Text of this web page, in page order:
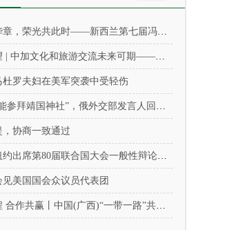
荣光共此时——新西兰第七届冯蕴珂文学奖颁奖典礼侧记
化和旅游交流未来可期——专访中国驻多伦多旅游办事处主任武宁女士
杜罗夫妇在美军突袭中受轻伤
，俄外交部发言人回应：建议日本修建“日本军国主义受害者纪念堂”，以此忏悔自身犯下的罪行
，协商一致通过
席第80届联合国大会一般性辩论及相关高级别活动
见美国国会众议员代表团
丨中国(广西)“一带一路”共建国家经贸合作座谈会在南宁成功召开